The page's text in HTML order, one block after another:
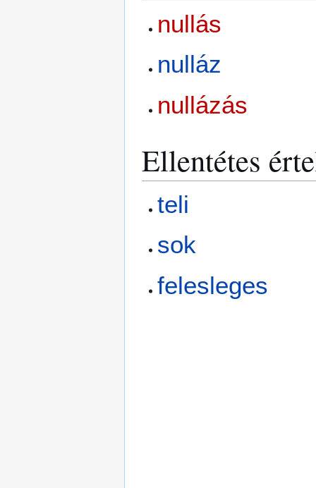
nullás
nulláz
nullázás
Ellentétes
teli
sok
felesleges